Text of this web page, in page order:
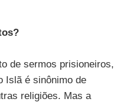
de sermos prisioneiros,
Islã é sinônimo de
religiões. Mas a